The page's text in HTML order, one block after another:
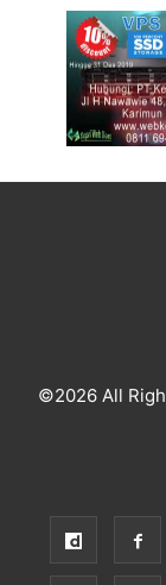
©2026 All